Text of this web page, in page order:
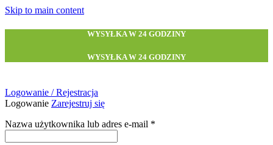
Skip to main content
WYSYŁKA W 24 GODZINY
WYSYŁKA W 24 GODZINY
Logowanie / Rejestracja
Logowanie Zarejestruj się
Nazwa użytkownika lub adres e-mail *